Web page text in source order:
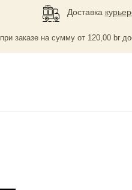
Доставка
заказе на сумму от 120,00 br